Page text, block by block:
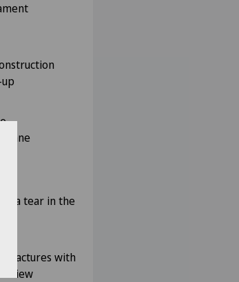
a tear in the
fractures with